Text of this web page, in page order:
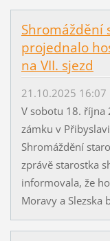
Shromáždění
projednalo
na VII. sjezd
21.10.2025 16:07
V sobotu 18. října
zámku v
Shromáždění
zprávě starostka
informovala, že
Moravy a Slezska